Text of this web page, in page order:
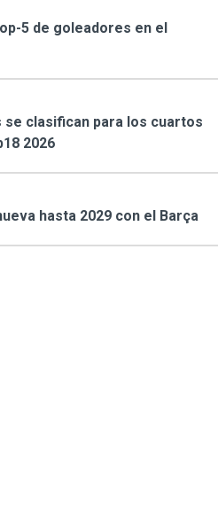
5 de goleadores en el
se clasifican para los cuartos
2026
hasta 2029 con el Barça